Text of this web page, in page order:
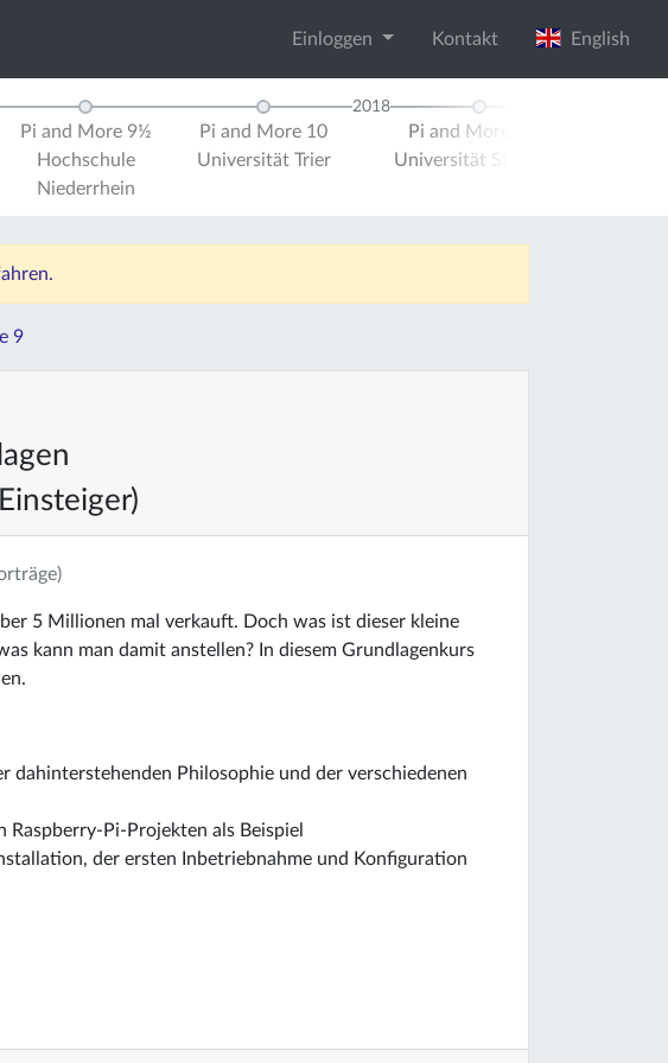
Einloggen Kontakt English
Pi and More 9½
Hochschule
Niederrhein
Pi and More 10
Universität Trier
2018
Pi and More 10½
Universität Stuttgart
9
5 Millionen mal verkauft. Doch was ist dieser kleine
kann man damit anstellen? In diesem Grundlagenkurs
dahinterstehenden Philosophie und der verschiedenen
Raspberry-Pi-Projekten als Beispiel
der ersten Inbetriebnahme und Konfiguration